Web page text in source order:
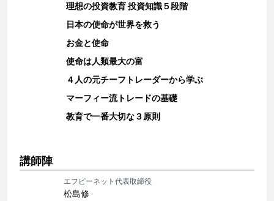
理想の投資教育 投資知識５段階
日本の使命が世界を救う
お金と使命
使命は人類最大の富
４人の元チーフトレーダーから学ぶ
マーフィー流トレードの基礎
教育で一番大切な３原則
講師陣
エフピーネット代表取締役
松島修